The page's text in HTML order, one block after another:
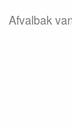
Afvalbak